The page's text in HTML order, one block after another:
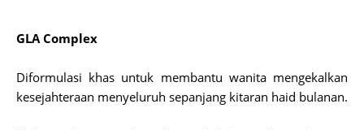
GLA Complex
Diformulasi khas untuk membantu wanita mengekalkan
kesejahteraan menyeluruh sepanjang kitaran haid bulanan.